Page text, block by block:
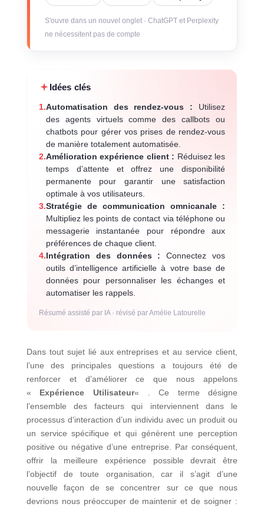
S'ouvre dans un nouvel onglet · ChatGPT et Perplexity
ne nécessitent pas de compte
Idées clés
1.Automatisation des rendez-vous : Utilisez
des agents virtuels comme des callbots ou
chatbots pour gérer vos prises de rendez-vous
de manière totalement automatisée.
2.Amélioration expérience client : Réduisez les
temps d’attente et offrez une disponibilité
permanente pour garantir une satisfaction
optimale à vos utilisateurs.
3.Stratégie de communication omnicanale :
Multipliez les points de contact via téléphone ou
messagerie instantanée pour répondre aux
préférences de chaque client.
4.Intégration des données : Connectez vos
outils d’intelligence artificielle à votre base de
données pour personnaliser les échanges et
automatiser les rappels.
Résumé assisté par IA · révisé par Amélie Latourelle
Dans tout sujet lié aux entreprises et au service client,
l’une des principales questions a toujours été de
renforcer et d’améliorer ce que nous appelons
« Expérience Utilisateur« . Ce terme désigne
l’ensemble des facteurs qui interviennent dans le
processus d’interaction d’un individu avec un produit ou
un service spécifique et qui génèrent une perception
positive ou négative d’une entreprise. Par conséquent,
offrir la meilleure expérience possible devrait être
l’objectif de toute organisation, car il s’agit d’une
nouvelle façon de se concentrer sur ce que nous
devrions nous préoccuper de maintenir et de soigner :